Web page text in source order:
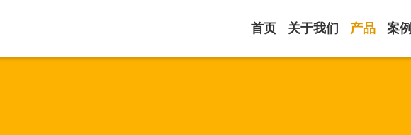
首页 关于我们 产品 案例